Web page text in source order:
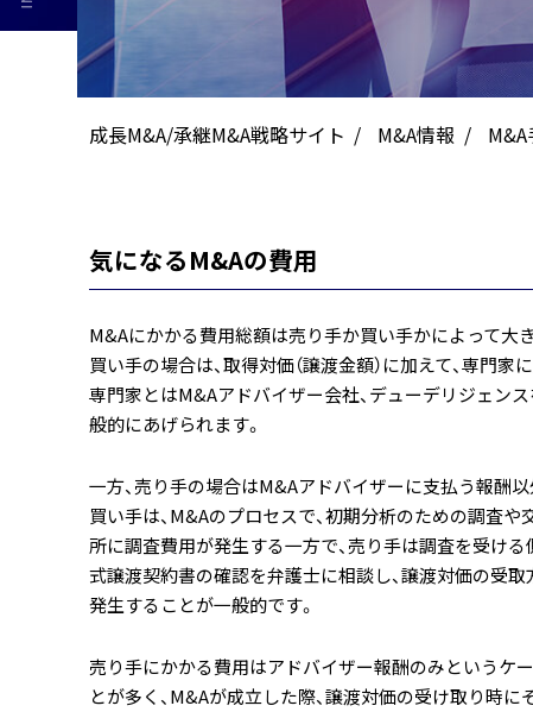
成長M&A/承継M&A戦略サイト M&A情報
気になるM&Aの費用
M&Aにかかる費用総額は売り手か買い手かによって大
買い手の場合は、取得対価（譲渡金額）に加えて、専門家
専門家とはM&Aアドバイザー会社、デューデリジェン
般的にあげられます。
一方、売り手の場合はM&Aアドバイザーに支払う報酬
買い手は、M&Aのプロセスで、初期分析のための調査
所に調査費用が発生する一方で、売り手は調査を受け
式譲渡契約書の確認を弁護士に相談し、譲渡対価の受
発生することが一般的です。
売り手にかかる費用はアドバイザー報酬のみというケ
とが多く、M&Aが成立した際、譲渡対価の受け取り時